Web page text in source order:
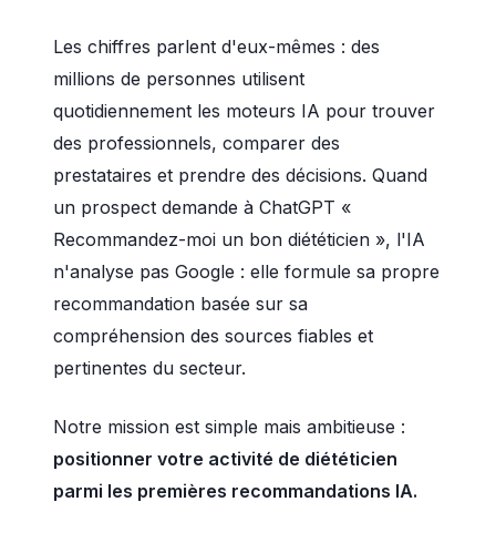
Les chiffres parlent d'eux-mêmes : des
millions de personnes utilisent
quotidiennement les moteurs IA pour trouver
des professionnels, comparer des
prestataires et prendre des décisions. Quand
un prospect demande à ChatGPT «
Recommandez-moi un bon diététicien », l'IA
n'analyse pas Google : elle formule sa propre
recommandation basée sur sa
compréhension des sources fiables et
pertinentes du secteur.
Notre mission est simple mais ambitieuse :
positionner votre activité de diététicien
parmi les premières recommandations IA.